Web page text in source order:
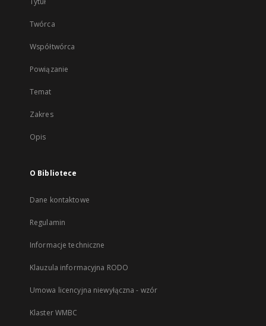
Twórca
Współtwórca
Powiązanie
Temat
Zakres
Opis
O Bibliotece
Dane kontaktowe
Regulamin
Informacje techniczne
Klauzula informacyjna RODO
Umowa licencyjna niewyłączna - wzór
Klaster WMBC